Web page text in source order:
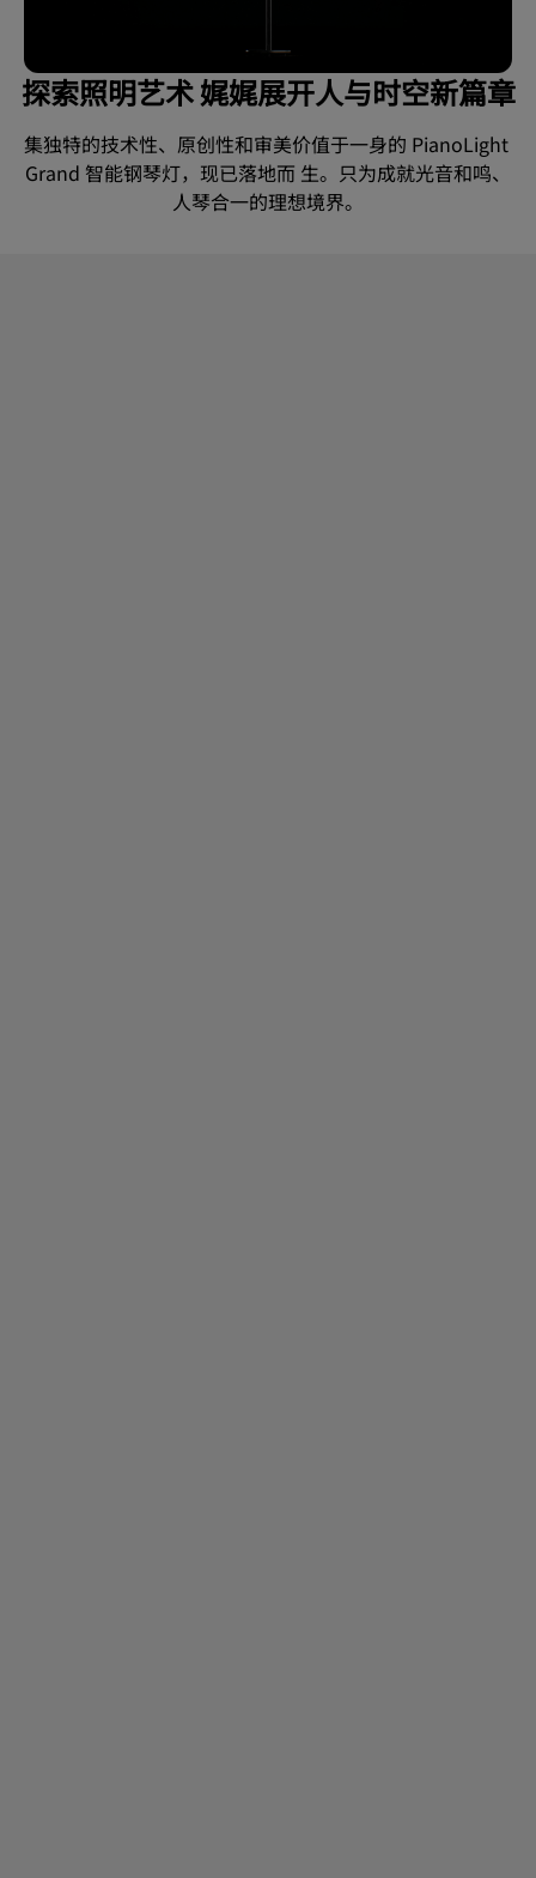
探索照明艺术 娓娓展开人与时空新篇章
集独特的技术性、原创性和审美价值于一身的 PianoLight
Grand 智能钢琴灯，现已落地而 生。只为成就光音和鸣、
人琴合一的理想境界。